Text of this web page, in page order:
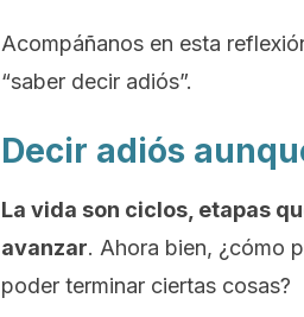
Acompáñanos en esta
“saber decir adiós”.
Decir adiós
La vida son ciclos, etapas
avanzar. Ahora bien, ¿cómo
poder terminar ciertas cosas?